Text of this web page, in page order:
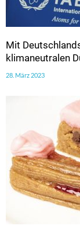
Mit
klimaneutralen
28. März 2023